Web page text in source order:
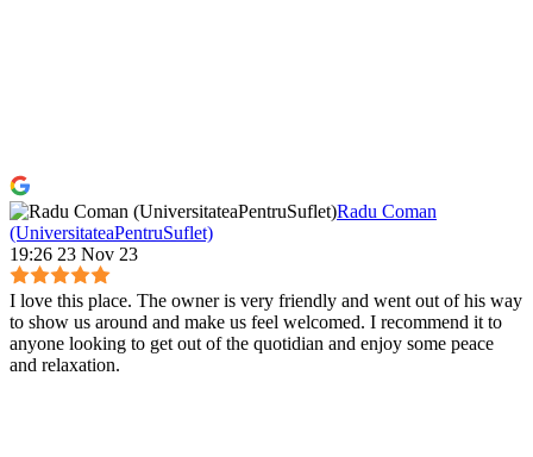
Radu Coman
(UniversitateaPentruSuflet)
19:26 23 Nov 23
I love this place. The owner is very friendly and went out of his way
to show us around and make us feel welcomed. I recommend it to
anyone looking to get out of the quotidian and enjoy some peace
and relaxation.